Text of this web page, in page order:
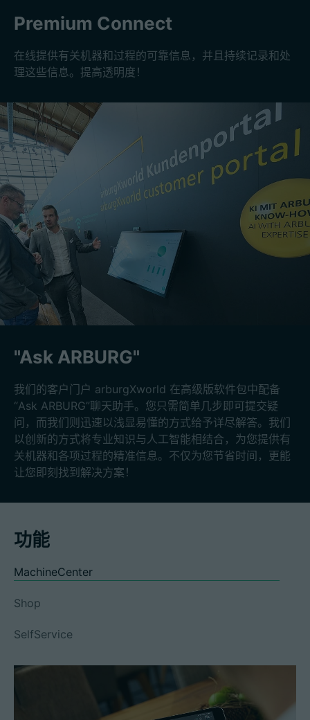
Premium Connect
在线提供有关机器和过程的可靠信息，并且持续记录和处
理这些信息。提高透明度！
"Ask ARBURG"
我们的客户门户 arburgXworld 在高级版软件包中配备
“Ask ARBURG”聊天助手。您只需简单几步即可提交疑
问，而我们则迅速以浅显易懂的方式给予详尽解答。我们
以创新的方式将专业知识与人工智能相结合，为您提供有
关机器和各项过程的精准信息。不仅为您节省时间，更能
让您即刻找到解决方案！
功能
MachineCenter
Shop
SelfService